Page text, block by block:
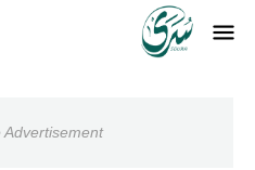
Advertisement